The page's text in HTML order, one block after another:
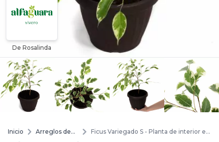
De Rosalinda
Inicio
Arreglos de
Ficus Variegado S - Planta de interior en